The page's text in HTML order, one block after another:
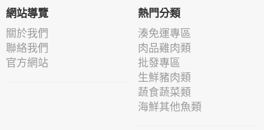
網站導覽
關於我們
聯絡我們
官方網站
熱門分類
湊免運專區
肉品雞肉類
批發專區
生鮮豬肉類
蔬食蔬菜類
海鮮其他魚類